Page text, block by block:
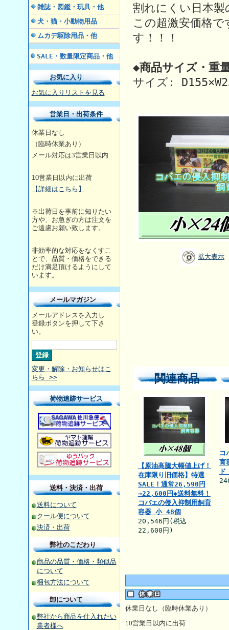
雑誌・図鑑・玩具・他
犬・猫・小動物用品
ムカデ駆除用品・他
SALE・数量限定商品・他
お気に入り
お気に入りリストを見る
営業日・出荷条件
休業日なし
（臨時休業あり）
メール対応は3営業日 以内
10営業日以内に出荷
【詳細はこちら】
※出荷日を事前に知りたい
方や、お急ぎの方は注文を
ご遠慮お願い致します。
非効率的な対応をなくすこ
とで、品質・価格をできる
だけ満足頂けるようにして
います。
メールマガジン
メールアドレスを入力し
登録ボタンを押して下さ
い。
変更・解除・お知らせはこ
ちら >>
荷物追跡サービス
送料・決済・出荷
送料について
クール便について
決済・出荷
弊社のこだわり
商品の品質・価格・類似品
について
梱包方法について
卸について
弊社から商品を仕入れたい
業者様へ
割れにくい日本
この超激安価格
す！！！
◆商品サイズ・重
サイズ:
拡大表示
関連商品
【原油高騰大幅値上げ！
在庫限り旧価格】特選
SALE！通常26,590円
→22,600円◆送料無料！
コバエの侵入抑制用飼育
容器 小 48個
20,546円(税込
22,600円)
コ
育
休業日なし（臨時休業あり）
10営業日以内に出荷